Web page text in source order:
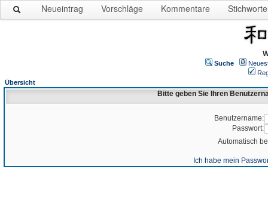
Neueintrag Vorschläge Kommentare Stichworte
Suche
Übersicht
Bitte geben Sie Ihren
Benutzername:
Passwort:
Automatisch
Ich habe mein